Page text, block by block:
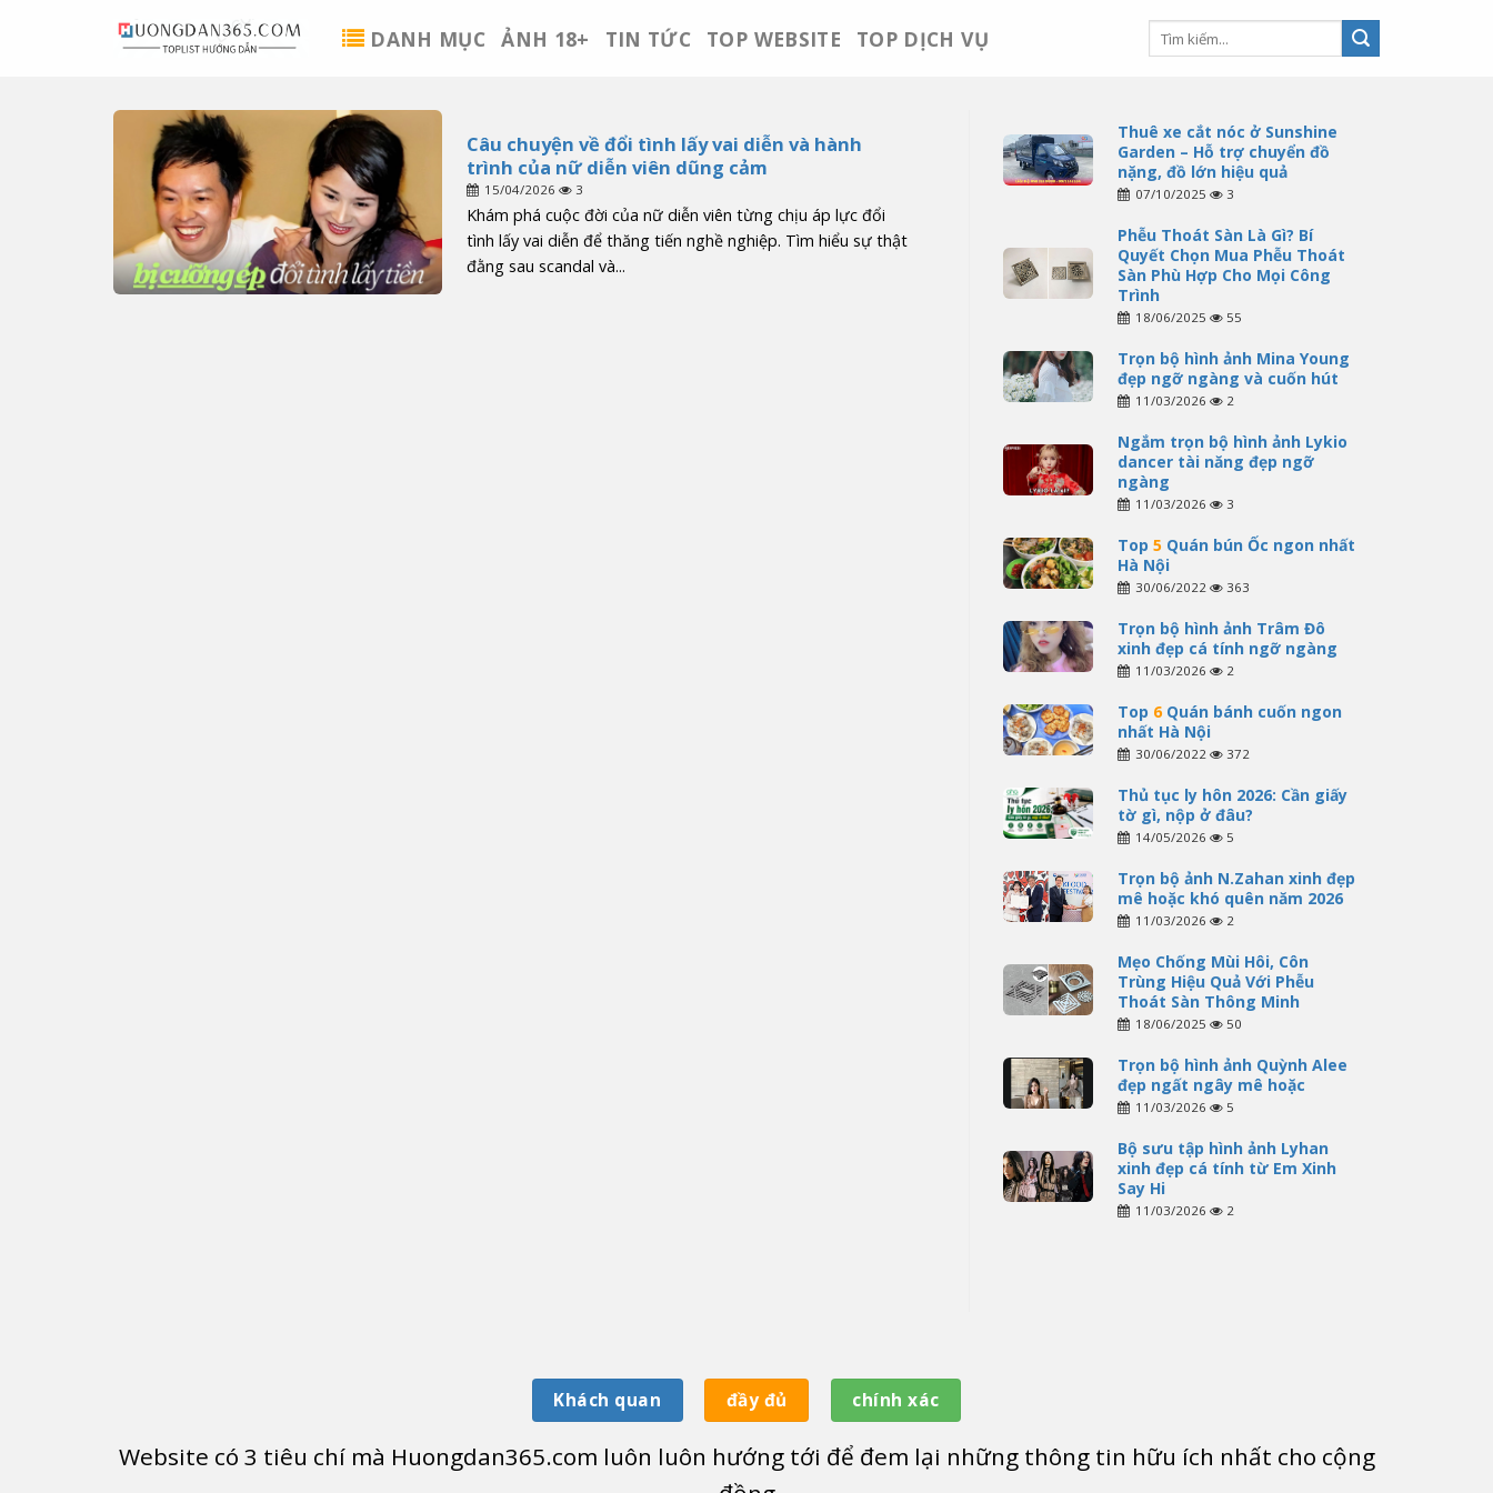
DANH MỤC ẢNH 18+ TIN TỨC TOP WEBSITE TOP DỊCH VỤ
Câu chuyện về đổi tình lấy vai diễn và hành
trình của nữ diễn viên dũng cảm
15/04/2026 3
Khám phá cuộc đời của nữ diễn viên từng chịu áp lực đổi
tình lấy vai diễn để thăng tiến nghề nghiệp. Tìm hiểu sự thật
đằng sau scandal và...
Thuê xe cắt nóc ở Sunshine
Garden – Hỗ trợ chuyển đồ
nặng, đồ lớn hiệu quả
07/10/2025 3
Phễu Thoát Sàn Là Gì? Bí
Quyết Chọn Mua Phễu Thoát
Sàn Phù Hợp Cho Mọi Công
Trình
18/06/2025 55
Trọn bộ hình ảnh Mina Young
đẹp ngỡ ngàng và cuốn hút
11/03/2026 2
Ngắm trọn bộ hình ảnh Lykio
dancer tài năng đẹp ngỡ
ngàng
11/03/2026 3
Top 5 Quán bún Ốc ngon nhất
Hà Nội
30/06/2022 363
Trọn bộ hình ảnh Trâm Đô
xinh đẹp cá tính ngỡ ngàng
11/03/2026 2
Top 6Quán bánh cuốn ngon
nhất Hà Nội
30/06/2022 372
Thủ tục ly hôn 2026: Cần giấy
tờ gì, nộp ở đâu?
14/05/2026 5
Trọn bộ ảnh N.Zahan xinh đẹp
mê hoặc khó quên năm 2026
11/03/2026 2
Mẹo Chống Mùi Hôi, Côn
Trùng Hiệu Quả Với Phễu
Thoát Sàn Thông Minh
18/06/2025 50
Trọn bộ hình ảnh Quỳnh Alee
đẹp ngất ngây mê hoặc
11/03/2026 5
Bộ sưu tập hình ảnh Lyhan
xinh đẹp cá tính từ Em Xinh
Say Hi
11/03/2026 2
Khách quan đầy đủ chính xác
Website có 3 tiêu chí mà Huongdan365.com luôn luôn hướng tới để đem lại những thông tin hữu ích nhất cho cộng